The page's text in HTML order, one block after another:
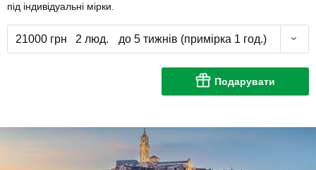
під індивідуальні мірки.
21000 грн 2 люд. до 5 тижнів (примірка 1 год.)
Подарувати